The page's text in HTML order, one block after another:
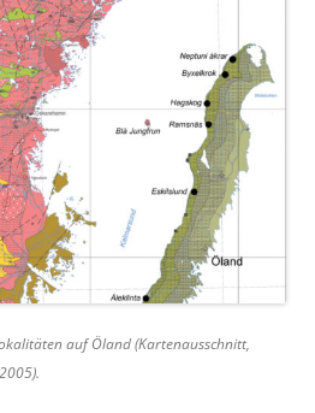
auf Öland (Kartenausschnitt,